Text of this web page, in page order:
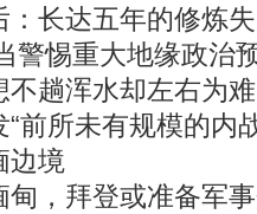
长达五年的修炼
警惕重大地缘政治
趟浑水却左右为难
前所未有规模的内
边境
，拜登或准备军